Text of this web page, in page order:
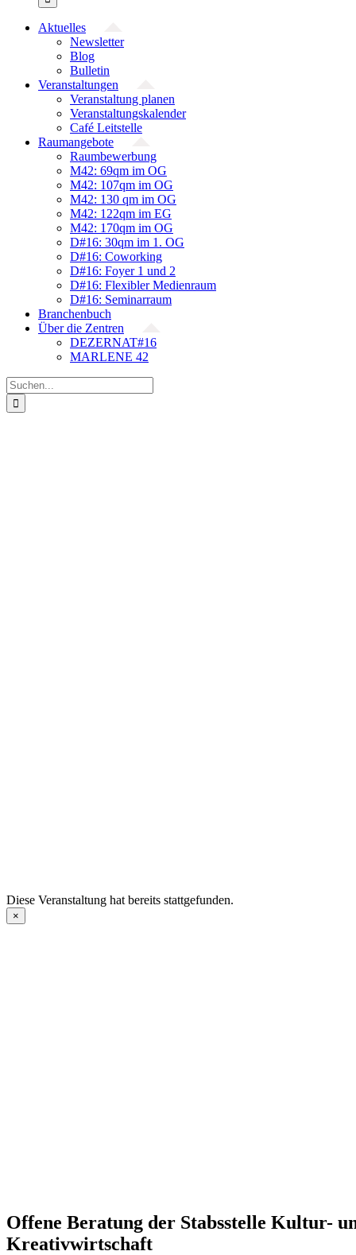
Aktuelles
Newsletter
Blog
Bulletin
Veranstaltungen
Veranstaltung planen
Veranstaltungskalender
Café Leitstelle
Raumangebote
Raumbewerbung
M42: 69qm im OG
M42: 107qm im OG
M42: 130 qm im OG
M42: 122qm im EG
M42: 170qm im OG
D#16: 30qm im 1. OG
D#16: Coworking
D#16: Foyer 1 und 2
D#16: Flexibler Medienraum
D#16: Seminarraum
Branchenbuch
Über die Zentren
DEZERNAT#16
MARLENE 42
Suche
nach:
Diese Veranstaltung hat bereits stattgefunden.
×
Offene Beratung der Stabsstelle Kultur-
Kreativwirtschaft